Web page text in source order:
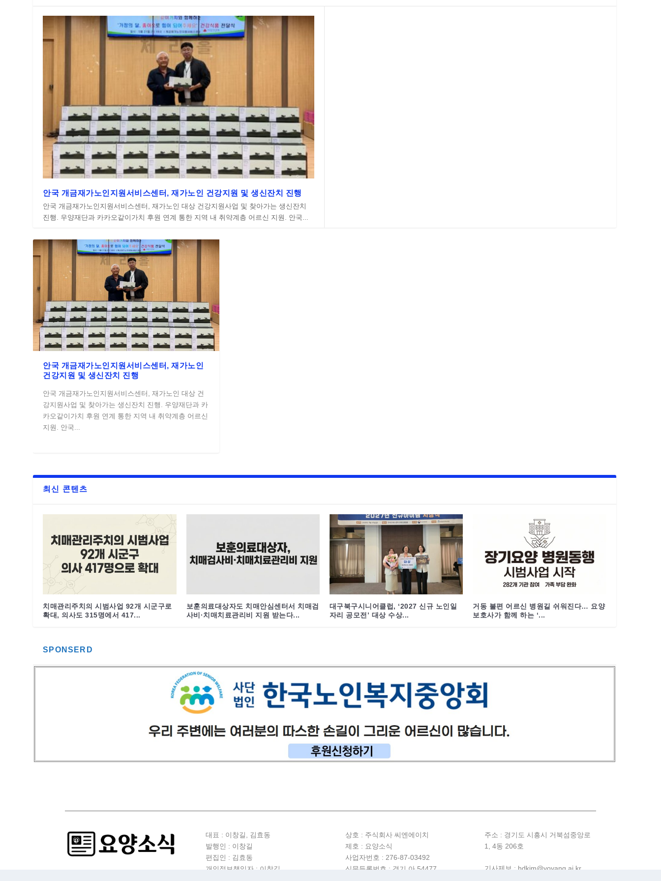
안국 개금재가노인지원서비스센터, 재가노인 건강지원 및 생신잔치 진행
안국 개금재가노인지원서비스센터, 재가노인 대상 건강지원사업 및 찾아가는 생신잔치
진행. 우양재단과 카카오같이가치 후원 연계 통한 지역 내 취약계층 어르신 지원. 안국...
안국 개금재가노인지원서비스센터, 재가노인
건강지원 및 생신잔치 진행
안국 개금재가노인지원서비스센터, 재가노인 대상 건
강지원사업 및 찾아가는 생신잔치 진행. 우양재단과 카
카오같이가치 후원 연계 통한 지역 내 취약계층 어르신
지원. 안국...
최신 콘텐츠
치매관리주치의 시범사업 92개 시군구로
확대, 의사도 315명에서 417...
보훈의료대상자도 치매안심센터서 치매검
사비·치매치료관리비 지원 받는다...
대구북구시니어클럽, ‘2027 신규 노인일
자리 공모전’ 대상 수상...
거동 불편 어르신 병원길 쉬워진다… 요양
보호사가 함께 하는 ‘...
SPONSERD
대표 : 이창길, 김효동
발행인 : 이창길
편집인 : 김효동
개인정보책임자 : 이창길
상호 : 주식회사 씨엔에이치
제호 : 요양소식
사업자번호 : 276-87-03492
신문등록번호 : 경기 아 54477
주소 : 경기도 시흥시 거북섬중앙로
1, 4동 206호
기사제보 : hdkim@yoyang.ai.kr